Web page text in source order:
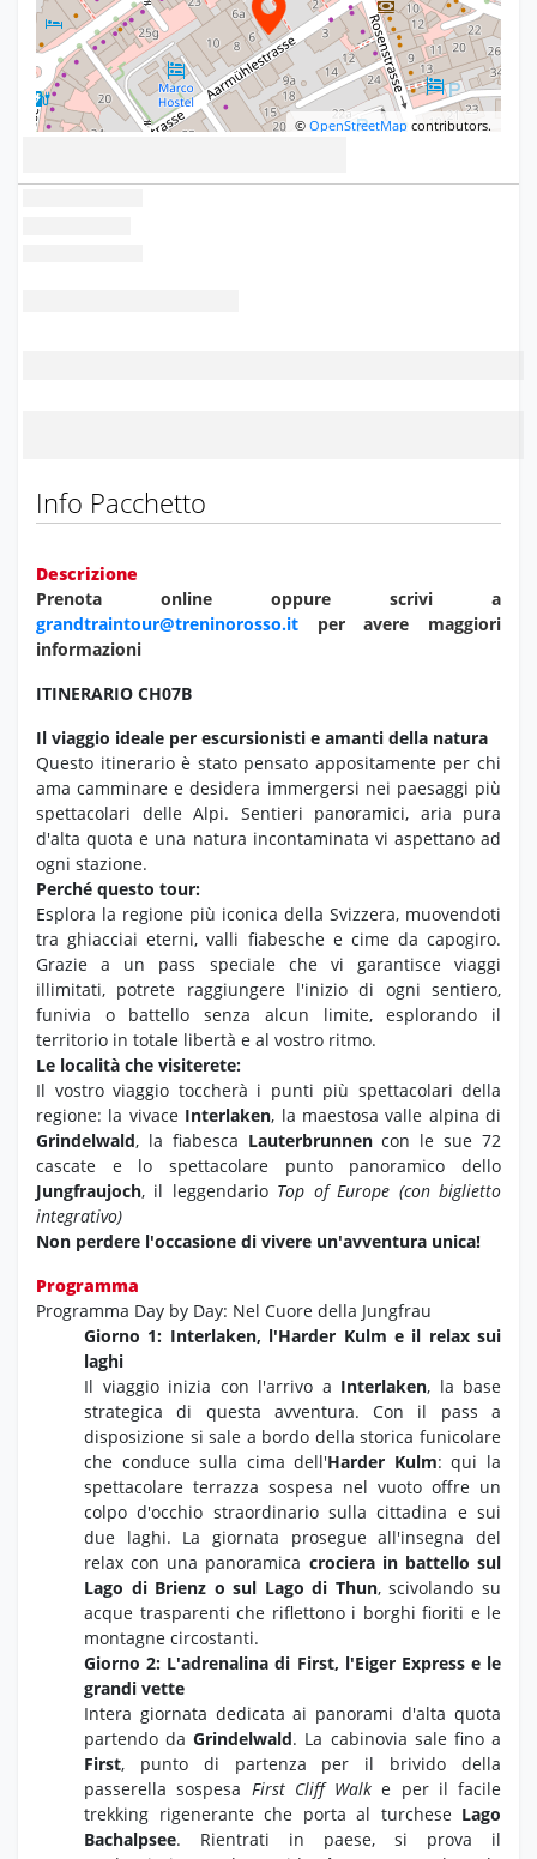
©OpenStreetMap contributors.
Info Pacchetto
Descrizione
Prenota online oppure scrivi a
grandtraintour@treninorosso.it
per avere maggiori
informazioni
ITINERARIO CH07B
Il viaggio ideale per escursionisti e amanti della natura
Questo itinerario è stato pensato appositamente per chi
ama camminare e desidera immergersi nei paesaggi più
spettacolari delle Alpi. Sentieri panoramici, aria pura
d'alta quota e una natura incontaminata vi aspettano ad
ogni stazione.
Perché questo tour:
Esplora la regione più iconica della Svizzera, muovendoti
tra ghiacciai eterni, valli fiabesche e cime da capogiro.
Grazie a un pass speciale che vi garantisce viaggi
illimitati, potrete raggiungere l'inizio di ogni sentiero,
funivia o battello senza alcun limite, esplorando il
territorio in totale libertà e al vostro ritmo.
Le località che visiterete:
Il vostro viaggio toccherà i punti più spettacolari della
regione: la vivace Interlaken, la maestosa valle alpina di
Grindelwald, la fiabesca Lauterbrunnencon le sue 72
cascate e lo spettacolare punto panoramico dello
Jungfraujoch, il leggendario Top of Europe (con biglietto
integrativo)
Non perdere l'occasione di vivere un'avventura unica!
Programma
Programma Day by Day: Nel Cuore della Jungfrau
Giorno 1: Interlaken, l'Harder Kulm e il relax sui
laghi
Il viaggio inizia con l'arrivo a Interlaken, la base
strategica di questa avventura. Con il pass a
disposizione si sale a bordo della storica funicolare
che conduce sulla cima dell'Harder Kulm: qui la
spettacolare terrazza sospesa nel vuoto offre un
colpo d'occhio straordinario sulla cittadina e sui
due laghi. La giornata prosegue all'insegna del
relax con una panoramica crociera in battello sul
Lago di Brienz o sul Lago di Thun, scivolando su
acque trasparenti che riflettono i borghi fioriti e le
montagne circostanti.
Giorno 2: L'adrenalina di First, l'Eiger Express e le
grandi vette
Intera giornata dedicata ai panorami d'alta quota
partendo daGrindelwald. La cabinovia sale fino a
First, punto di partenza per il brivido della
passerella sospesa First Cliff Walk e per il facile
trekking rigenerante che porta al turchese Lago
Bachalpsee. Rientrati in paese, si prova il